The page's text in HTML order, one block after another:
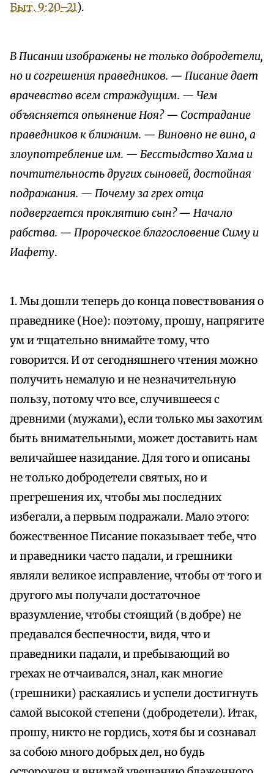
Быт. 9:20–21).
В Писании изображены не только добродетели,
но и согрешения праведников. — Писание дает
врачевство всем страждущим. — Чем
объясняется опьянение Ноя? — Сострадание
праведников к ближним. — Виновно не вино, а
злоупотребление им. — Бесстыдство Хама и
почтительность других сыновей, достойная
подражания. — Почему за грех отца
подвергается проклятию сын? — Начало
рабства. — Пророческое благословение Симу и
Иафету.
1. Мы дошли теперь до конца повествования о
праведнике (Ное): поэтому, прошу, напрягите
ум и тщательно внимайте тому, что
говорится. И от сегодняшнего чтения можно
получить немалую и не незначительную
пользу, потому что все, случившееся с
древними (мужами), если только мы захотим
быть внимательными, может доставить нам
величайшее назидание. Для того и описаны
не только добродетели святых, но и
прегрешения их, чтобы мы последних
избегали, а первым подражали. Мало этого:
божественное Писание показывает тебе, что
и праведники часто падали, и грешники
являли великое исправление, чтобы от того и
другого мы получали достаточное
вразумление, чтобы стоящий (в добре) не
предавался беспечности, видя, что и
праведники падали, и пребывающий во
грехах не отчаивался, знал, как многие
(грешники) раскаялись и успели достигнуть
самой высокой степени (добродетели). Итак,
прошу, никто не гордись, хотя бы и сознавал
за собою много добрых дел, но будь